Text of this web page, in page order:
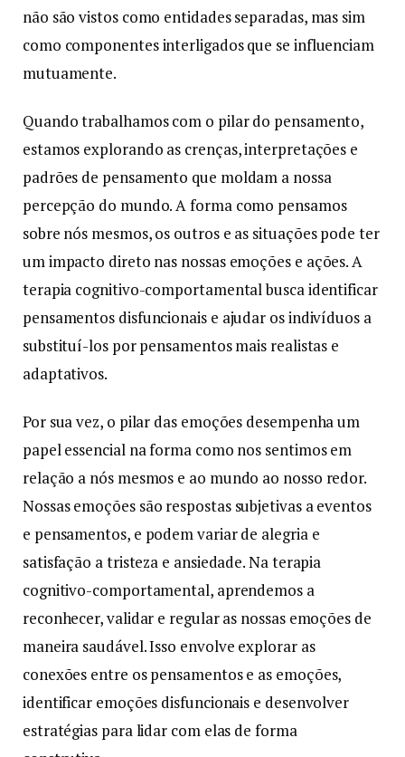
não são vistos como entidades separadas, mas sim
como componentes interligados que se influenciam
mutuamente.
Quando trabalhamos com o pilar do pensamento,
estamos explorando as crenças, interpretações e
padrões de pensamento que moldam a nossa
percepção do mundo. A forma como pensamos
sobre nós mesmos, os outros e as situações pode ter
um impacto direto nas nossas emoções e ações. A
terapia cognitivo-comportamental busca identificar
pensamentos disfuncionais e ajudar os indivíduos a
substituí-los por pensamentos mais realistas e
adaptativos.
Por sua vez, o pilar das emoções desempenha um
papel essencial na forma como nos sentimos em
relação a nós mesmos e ao mundo ao nosso redor.
Nossas emoções são respostas subjetivas a eventos
e pensamentos, e podem variar de alegria e
satisfação a tristeza e ansiedade. Na terapia
cognitivo-comportamental, aprendemos a
reconhecer, validar e regular as nossas emoções de
maneira saudável. Isso envolve explorar as
conexões entre os pensamentos e as emoções,
identificar emoções disfuncionais e desenvolver
estratégias para lidar com elas de forma